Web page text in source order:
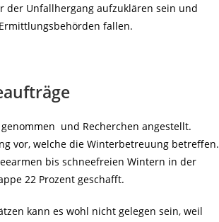
der Unfallhergang aufzuklären sein und
fallen.
und Recherchen angestellt.
vor, welche die Winterbetreuung betreffen.
bis schneefreien Wintern in der
22 Prozent geschafft.
kann es wohl nicht gelegen sein, weil